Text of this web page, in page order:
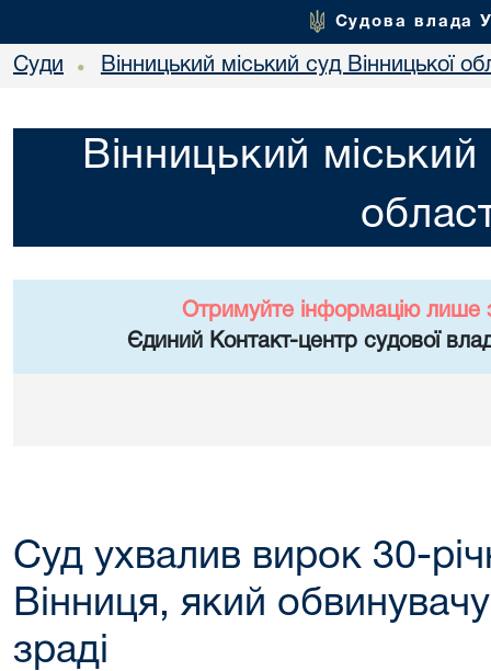
Судова влада
Суди • Вінницький міський суд Вінницької
Вінницький міський
Отримуйте інформацію лише
Єдиний Контакт-центр судової
Суд ухвалив вирок 30-
Вінниця, який
зраді